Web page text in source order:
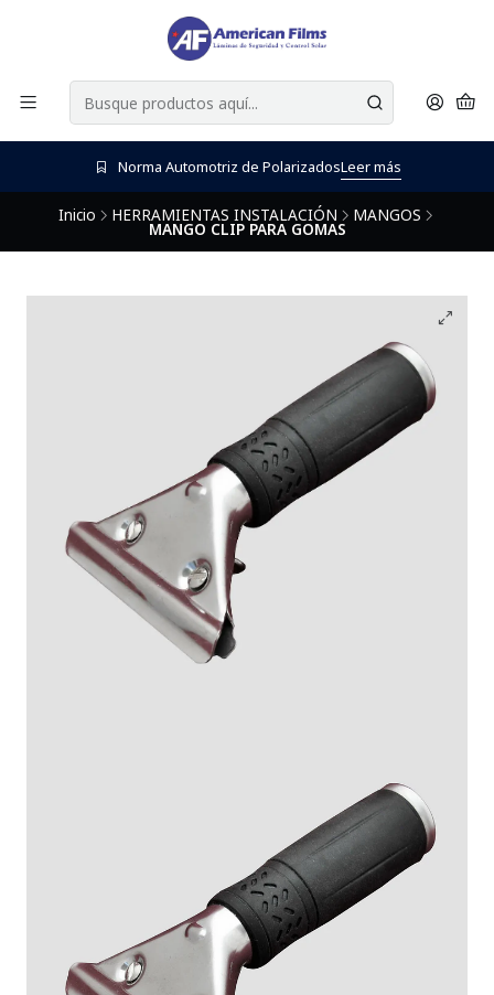
Norma Automotriz de PolarizadosLeer más
Inicio HERRAMIENTAS INSTALACIÓN MANGOS
MANGO CLIP PARA GOMAS